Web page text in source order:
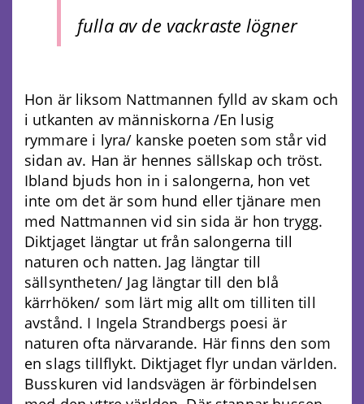
fulla av de vackraste lögner
Hon är liksom Nattmannen fylld av skam och
i utkanten av människorna /En lusig
rymmare i lyra/ kanske poeten som står vid
sidan av. Han är hennes sällskap och tröst.
Ibland bjuds hon in i salongerna, hon vet
inte om det är som hund eller tjänare men
med Nattmannen vid sin sida är hon trygg.
Diktjaget längtar ut från salongerna till
naturen och natten. Jag längtar till
sällsyntheten/ Jag längtar till den blå
kärrhöken/ som lärt mig allt om tilliten till
avstånd. I Ingela Strandbergs poesi är
naturen ofta närvarande. Här finns den som
en slags tillflykt. Diktjaget flyr undan världen.
Busskuren vid landsvägen är förbindelsen